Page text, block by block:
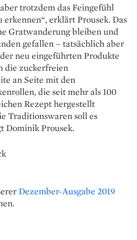
trotzdem das Feingefühl
erkennen“, erklärt Prousek. Das
Gratwanderung bleiben und
gefallen – tatsächlich aber
neu eingeführten Produkte
die zuckerfreien
an Seite mit den
die seit mehr als 100
Rezept hergestellt
Tradi­tionswaren soll es
Dominik Prousek.
Dezember-Ausgabe 2019